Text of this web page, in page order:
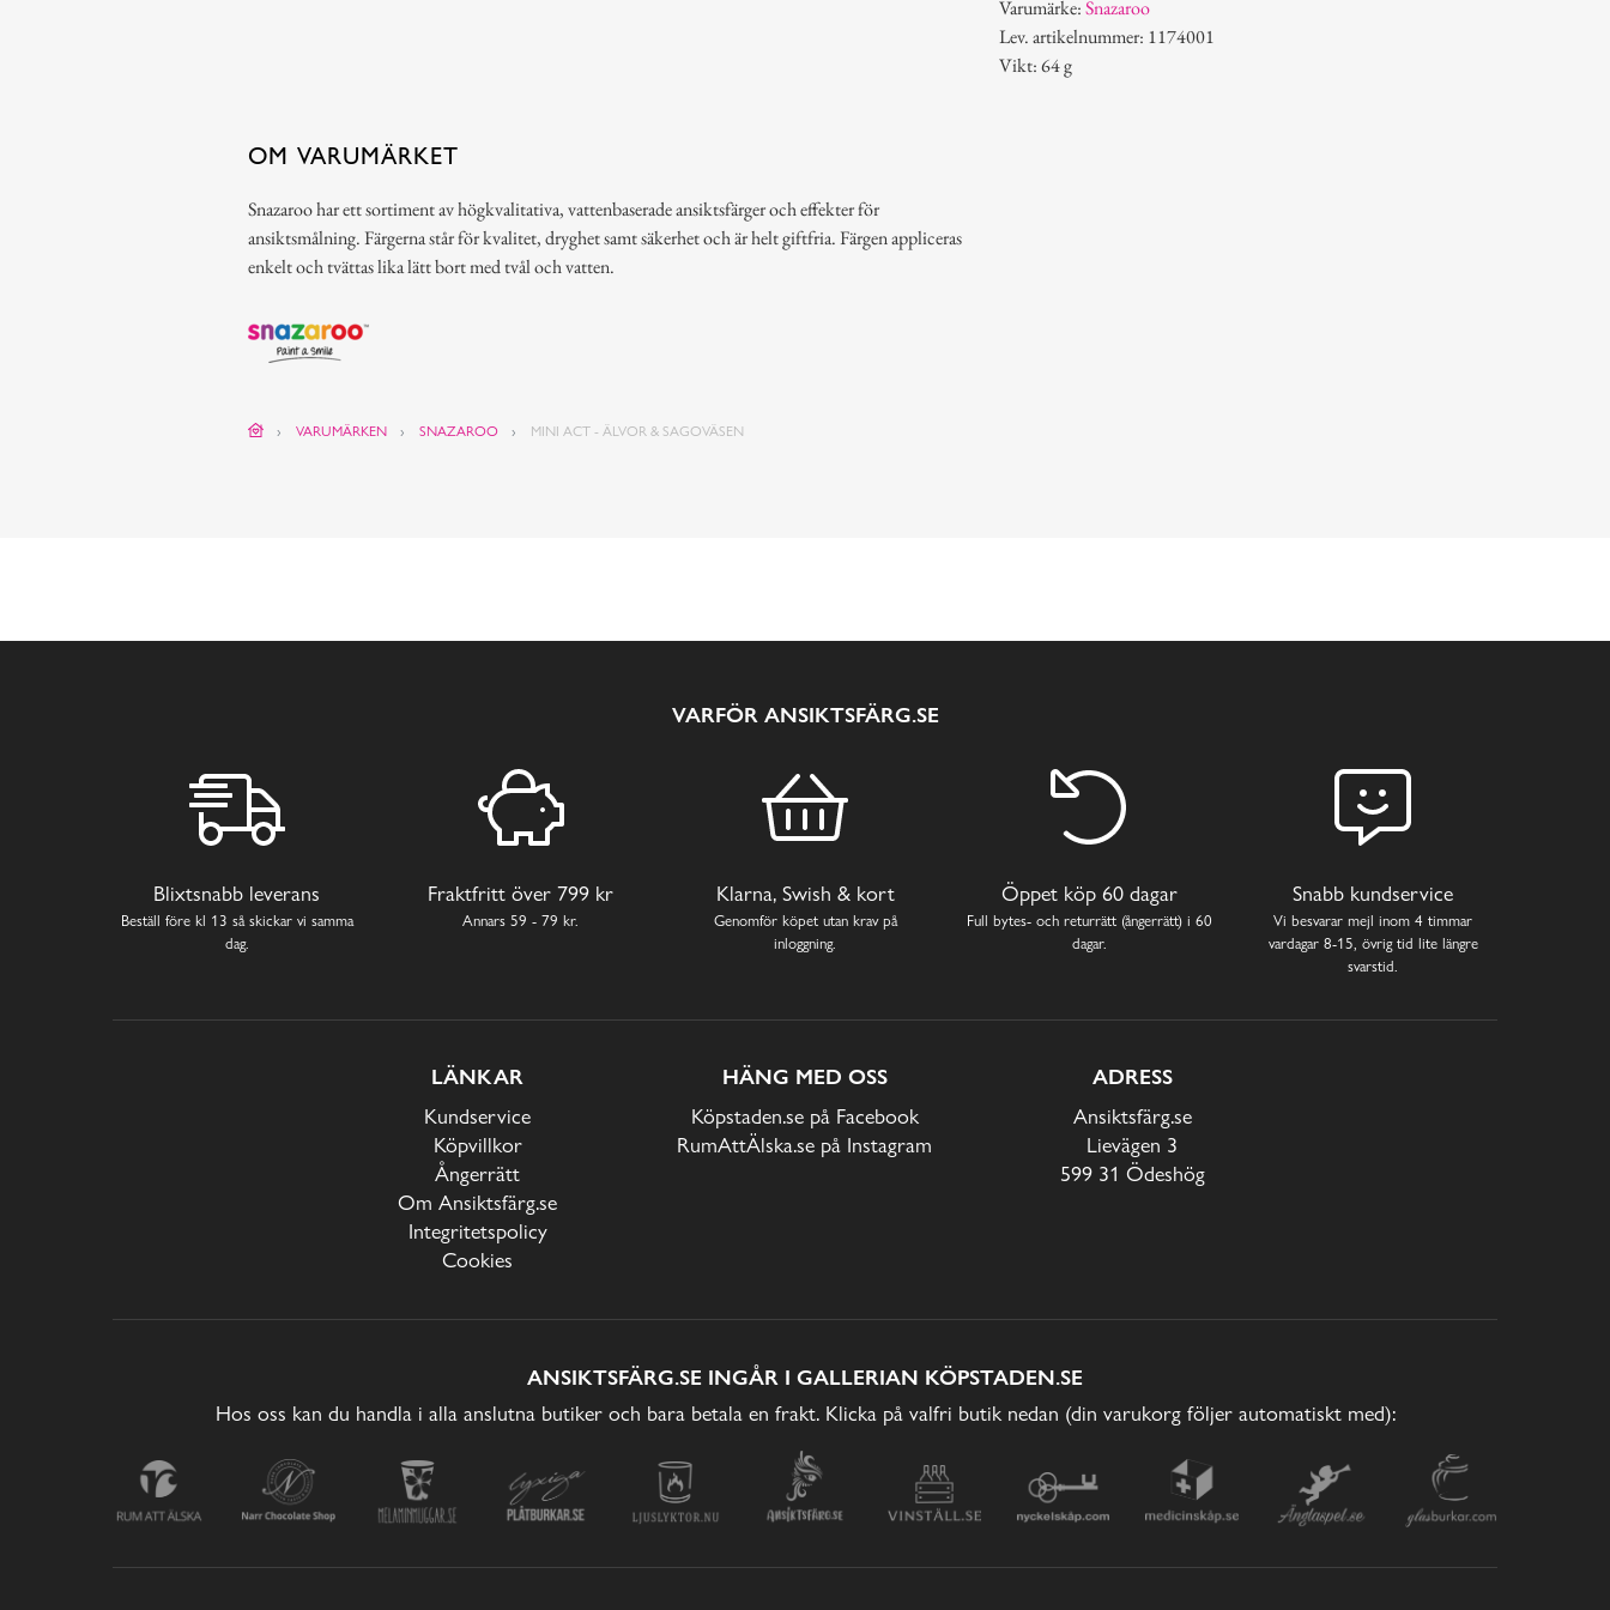
Varumärke:Snazaroo
Lev. artikelnummer: 1174001
Vikt: 64 g
OM VARUMÄRKET
Snazaroo har ett sortiment av högkvalitativa, vattenbaserade ansiktsfärger och effekter för
ansiktsmålning. Färgerna står för kvalitet, dryghet samt säkerhet och är helt giftfria. Färgen appliceras
enkelt och tvättas lika lätt bort med tvål och vatten.
VARUMÄRKEN SNAZAROO MINI ACT - ÄLVOR & SAGOVÄSEN
VARFÖR ANSIKTSFÄRG.SE
Blixtsnabb leverans
Beställ före kl 13 så skickar vi samma
dag.
Fraktfritt över 799 kr
Annars 59 - 79 kr.
Klarna, Swish & kort
Genomför köpet utan krav på
inloggning.
Öppet köp 60 dagar
Full bytes- och returrätt (ångerrätt) i 60
dagar.
Snabb kundservice
Vi besvarar mejl inom 4 timmar
vardagar 8-15, övrig tid lite längre
svarstid.
LÄNKAR
Kundservice
Köpvillkor
Ångerrätt
Om Ansiktsfärg.se
Integritetspolicy
Cookies
HÄNG MED OSS
Köpstaden.se på Facebook
RumAttÄlska.se på Instagram
ADRESS
Ansiktsfärg.se
Lievägen 3
599 31 Ödeshög
ANSIKTSFÄRG.SE INGÅR I GALLERIAN KÖPSTADEN.SE
Hos oss kan du handla i alla anslutna butiker och bara betala en frakt. Klicka på valfri butik nedan (din varukorg följer automatiskt med):